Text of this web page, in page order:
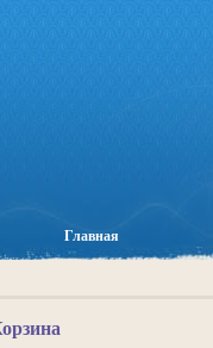
Главная